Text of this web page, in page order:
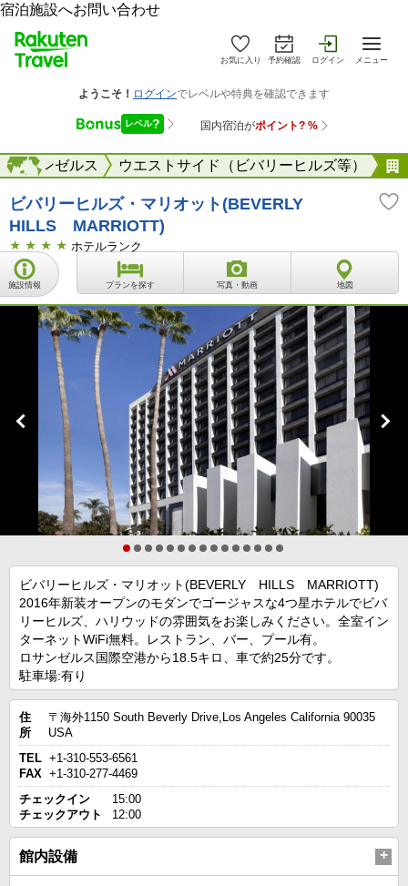
宿泊施設へお問い合わせ
お気に入り 予約確認 ログイン メニュー
ロサンゼルス ウエストサイド（ビバリーヒルズ等）
海外
ビバリーヒルズ・マリオット(BEVERLY
HILLS MARRIOTT)
ホテルランク
施設情報 プランを探す 写真・動画 地図
ビバリーヒルズ・マリオット(BEVERLY HILLS MARRIOTT)
2016年新装オープンのモダンでゴージャスな4つ星ホテルでビバ
リーヒルズ、ハリウッドの雰囲気をお楽しみください。全室イン
ターネットWiFi無料。レストラン、バー、プール有。
ロサンゼルス国際空港から18.5キロ、車で約25分です。
駐車場:有り
住
所
〒海外1150 South Beverly Drive,Los Angeles California 90035
USA
TEL
FAX
+1-310-553-6561
+1-310-277-4469
チェックイン
15:00
チェックアウト
12:00
館内設備